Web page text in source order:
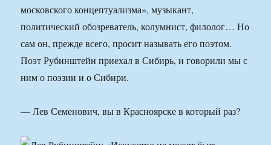
московского концептуализма», музыкант,
политический обозреватель, колумнист, филолог… Но
сам он, прежде всего, просит называть его поэтом.
Поэт Рубинштейн приехал в Сибирь, и говорили мы с
ним о поэзии и о Сибири.
— Лев Семенович, вы в Красноярске в который раз?